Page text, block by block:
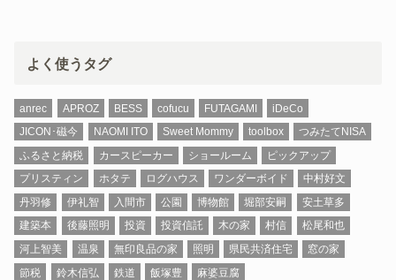
よく使うタグ
anrec APROZ BESS cofucu FUTAGAMI
iDeCo
JICON･磁今
NAOMI ITO Sweet Mommy toolbox
つみたてNISA
ふるさと納税
カースピーカー ショールーム
ピックアップ
プリスティン
ホタテ ログハウス ワンダーボイド
中村好文
丹羽修
伊礼智 入間市 公園 博物館 堀部安嗣
安土草多
建築本
後藤照明 投資 投資信託 木の家 村信
松尾和也
河上智美
温泉 無印良品の家 照明 県民共済住宅
窓の家
節税
鈴木信弘 鉄道 飯塚豊 麻婆豆腐